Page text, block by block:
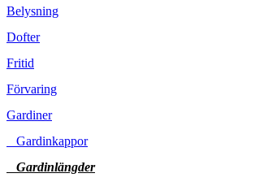
Belysning
Dofter
Fritid
Förvaring
Gardiner
Gardinkappor
Gardinlängder